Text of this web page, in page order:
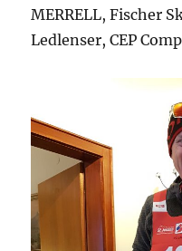
MERRELL, Fischer
Ledlenser, CEP